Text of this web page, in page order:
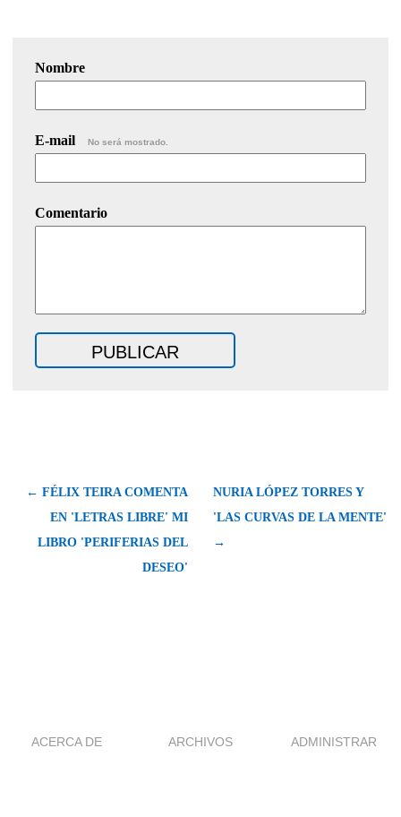
Nombre
E-mail No será mostrado.
Comentario
← FÉLIX TEIRA COMENTA
EN 'LETRAS LIBRE' MI
LIBRO 'PERIFERIAS DEL
DESEO'
NURIA LÓPEZ TORRES Y
'LAS CURVAS DE LA MENTE'
→
ACERCA DE ARCHIVOS ADMINISTRAR